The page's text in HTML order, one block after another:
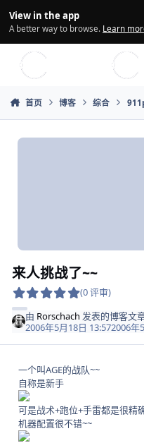
View in the app
A better way to browse. Learn
首页 博客 综合
来人挑战了~~
(0 评审)
由 Rorschach 发表的博客文
2006年5月18日 13:572006年
一个叫AGE的战队~~
自称是新手
可是战术+跑位+手雷都是很精
机器配置很不错~~